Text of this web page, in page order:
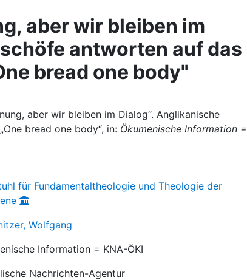
aber wir bleiben im
antworten auf das
bread one body"
aber wir bleiben im Dialog“. Anglikanische
bread one body“, in: Ökumenische Information =
für Fundamentaltheologie und Theologie der
Wolfgang
Information = KNA-ÖKI
Nachrichten-Agentur